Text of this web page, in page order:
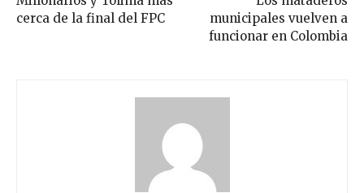
cerca de la final del FPC
municipales vuelven a
funcionar en Colombia